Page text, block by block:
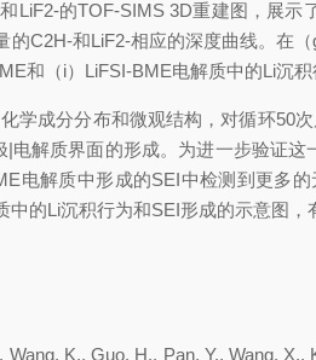
和LiF2-的TOF-SIMS 3D重建图，展示
的C2H-和LiF2-相应的深度曲线。在（
和（i） LiFSI-BME电解质中的Li沉积
学成分分布和微观结构，对循环50次
|电解质界面的形成。为进一步验证
电解质中形成的SEI中检测到更多的
中的Li沉积行为和SEI形成的示意图，
Wang, K., Guo, H., Pan, Y., Wang,